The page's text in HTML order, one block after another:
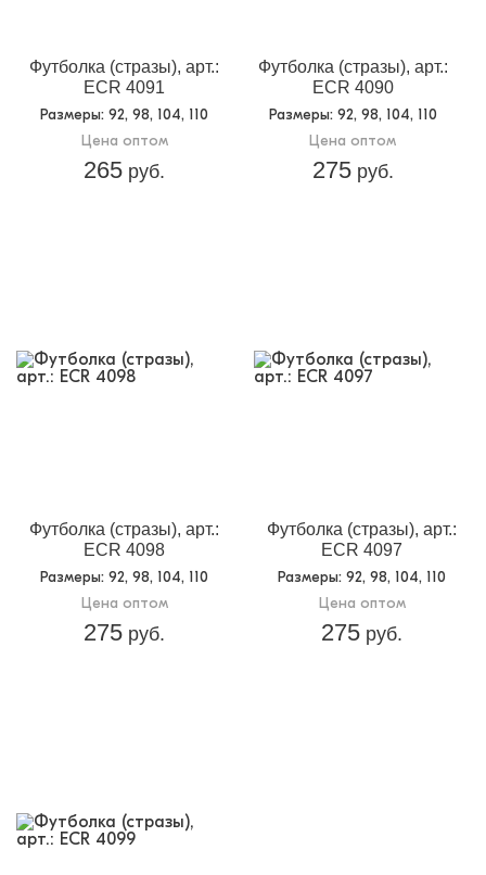
Футболка (стразы), арт.:
ECR 4091
Размеры: 92, 98, 104, 110
Цена оптом
265 руб.
Футболка (стразы), арт.:
ECR 4090
Размеры: 92, 98, 104, 110
Цена оптом
275руб.
Футболка (стразы), арт.:
ECR 4098
Размеры: 92, 98, 104, 110
Цена оптом
275 руб.
Футболка (стразы), арт.:
ECR 4097
Размеры: 92, 98, 104, 110
Цена оптом
275 руб.